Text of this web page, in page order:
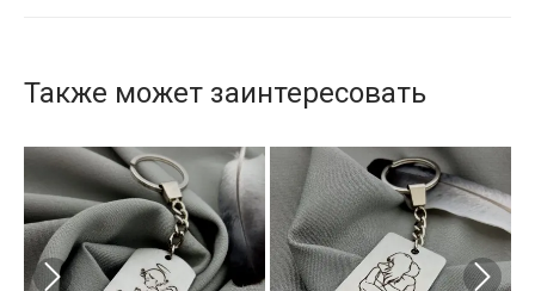
Также может заинтересовать